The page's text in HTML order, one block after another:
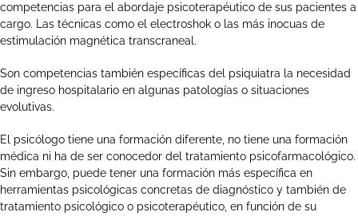
competencias para el abordaje psicoterapéutico de sus pacientes a
cargo. Las técnicas como el electroshok o las más inocuas de
estimulación magnética transcraneal.
Son competencias también específicas del psiquiatra la necesidad
de ingreso hospitalario en algunas patologías o situaciones
evolutivas.
El psicólogo tiene una formación diferente, no tiene una formación
médica ni ha de ser conocedor del tratamiento psicofarmacológico.
Sin embargo, puede tener una formación más específica en
herramientas psicológicas concretas de diagnóstico y también de
tratamiento psicológico o psicoterapéutico, en función de su